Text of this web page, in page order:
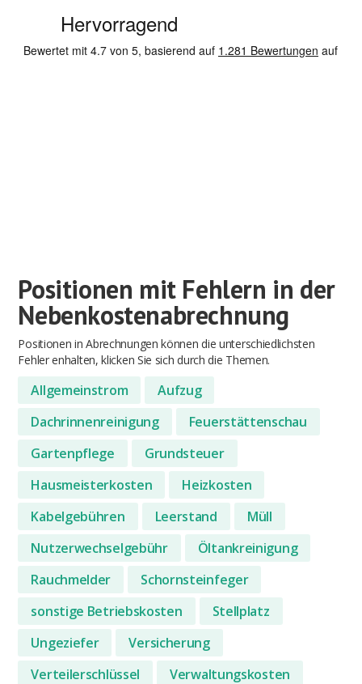
Positionen mit Fehlern in der
Nebenkostenabrechnung
Positionen in Abrechnungen können die unterschiedlichsten
Fehler enhalten, klicken Sie sich durch die Themen.
Allgemeinstrom
Aufzug
Dachrinnenreinigung
Feuerstättenschau
Gartenpflege
Grundsteuer
Hausmeisterkosten
Heizkosten
Kabelgebühren
Leerstand
Müll
Nutzerwechselgebühr
Öltankreinigung
Rauchmelder
Schornsteinfeger
sonstige Betriebskosten
Stellplatz
Ungeziefer
Versicherung
Verteilerschlüssel
Verwaltungskosten